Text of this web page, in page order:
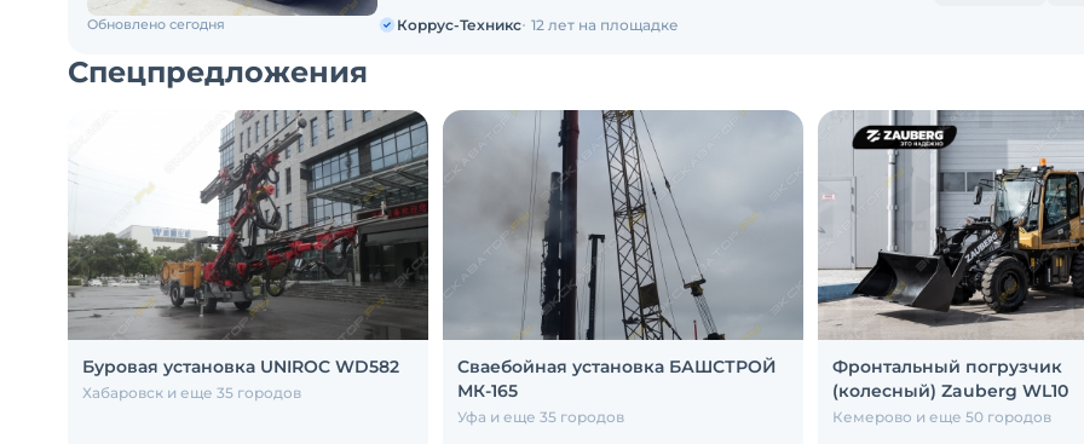
Обновлено сегодня Коррус-Техникс 12 лет на площадке
Спецпредложения
Буровая установка UNIROC WD582
Хабаровск и еще 35 городов
Сваебойная установка БАШСТРОЙ
МК-165
Уфа и еще 35 городов
Фронтальный погрузчик
(колесный) Zauberg WL10
Кемерово и еще 50 городов